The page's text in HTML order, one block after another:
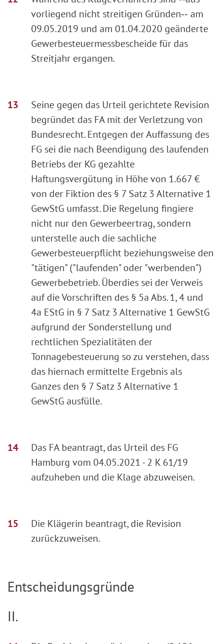
vorliegend nicht streitigen Gründen‑‑ am
09.05.2019 und am 01.04.2020 geänderte
Gewerbesteuermessbescheide für das
Streitjahr ergangen.
Seine gegen das Urteil gerichtete Revision
begründet das FA mit der Verletzung von
Bundesrecht. Entgegen der Auffassung des
FG sei die nach Beendigung des laufenden
Betriebs der KG gezahlte
Haftungsvergütung in Höhe von 1.667 €
von der Fiktion des § 7 Satz 3 Alternative 1
GewStG umfasst. Die Regelung fingiere
nicht nur den Gewerbeertrag, sondern
unterstelle auch die sachliche
Gewerbesteuerpflicht beziehungsweise den
"tätigen" ("laufenden" oder "werbenden")
Gewerbebetrieb. Überdies sei der Verweis
auf die Vorschriften des § 5a Abs. 1, 4 und
4a EStG in § 7 Satz 3 Alternative 1 GewStG
aufgrund der Sonderstellung und
rechtlichen Spezialitäten der
Tonnagebesteuerung so zu verstehen, dass
das hiernach ermittelte Ergebnis als
Ganzes den § 7 Satz 3 Alternative 1
GewStG ausfülle.
Das FA beantragt, das Urteil des FG
Hamburg vom 04.05.2021 - 2 K 61/19
aufzuheben und die Klage abzuweisen.
Die Klägerin beantragt, die Revision
zurückzuweisen.
Entscheidungsgründe
II.